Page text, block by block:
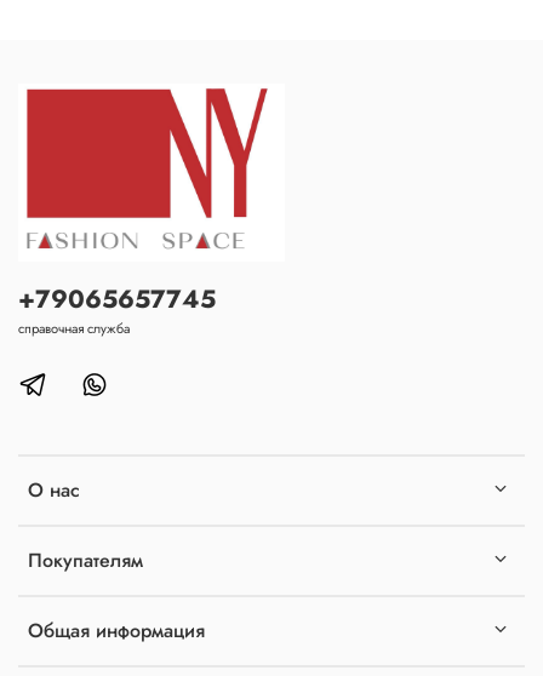
О нас
Покупателям
Общая информация
+79065657745
справочная служба